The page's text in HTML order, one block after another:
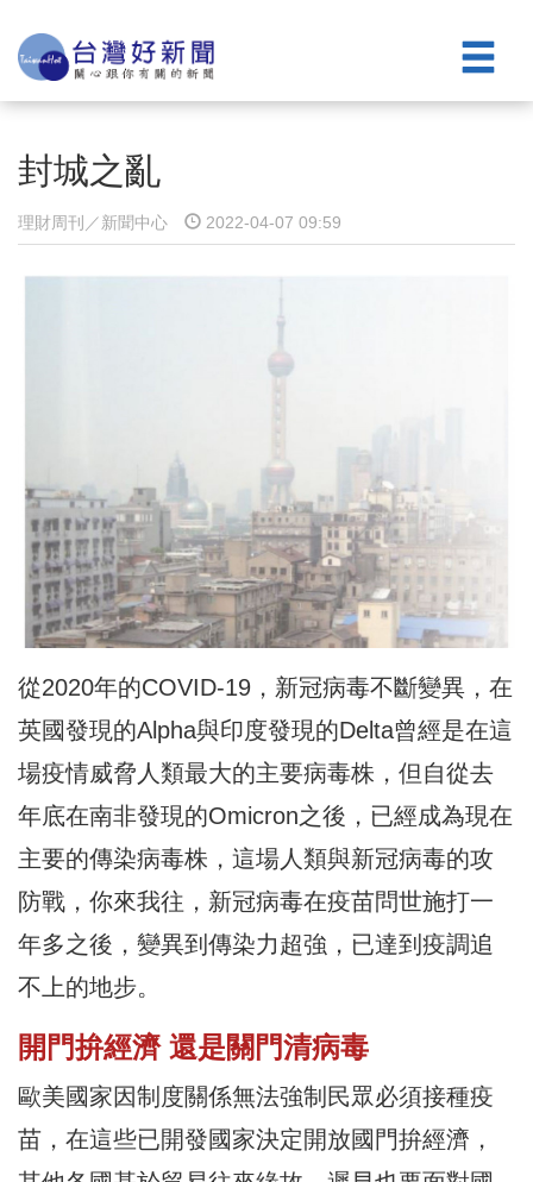
封城之亂
理財周刊／新聞中心 2022-04-07 09:59
從2020年的COVID-19，新冠病毒不斷變異，在
英國發現的Alpha與印度發現的Delta曾經是在這
場疫情威脅人類最大的主要病毒株，但自從去
年底在南非發現的Omicron之後，已經成為現在
主要的傳染病毒株，這場人類與新冠病毒的攻
防戰，你來我往，新冠病毒在疫苗問世施打一
年多之後，變異到傳染力超強，已達到疫調追
不上的地步。
開門拚經濟 還是關門清病毒
歐美國家因制度關係無法強制民眾必須接種疫
苗，在這些已開發國家決定開放國門拚經濟，